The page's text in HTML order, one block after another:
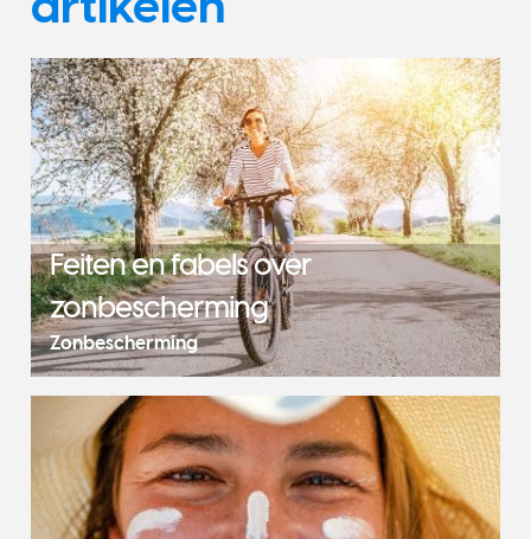
Feiten en fabels over
zonbescherming
Zonbescherming